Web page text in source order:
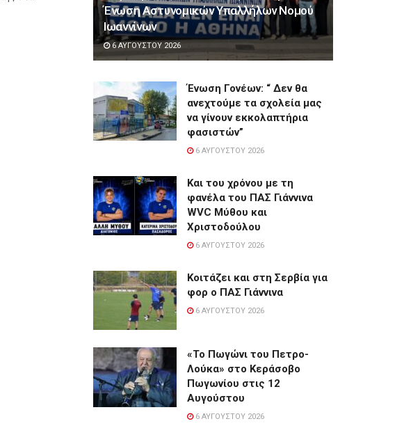
Ένωση Αστυνομικών Υπαλλήλων Νομού
Ιωαννίνων
6 ΑΥΓΟΎΣΤΟΥ 2026
Ένωση Γονέων: “ Δεν θα
ανεχτούμε τα σχολεία μας
να γίνουν εκκολαπτήρια
φασιστών”
6 ΑΥΓΟΎΣΤΟΥ 2026
Και του χρόνου με τη
φανέλα του ΠΑΣ Γιάννινα
WVC Μύθου και
Χριστοδούλου
6 ΑΥΓΟΎΣΤΟΥ 2026
Κοιτάζει και στη Σερβία για
φορ ο ΠΑΣ Γιάννινα
6 ΑΥΓΟΎΣΤΟΥ 2026
«Το Πωγώνι του Πετρο-
Λούκα» στο Κεράσοβο
Πωγωνίου στις 12
Αυγούστου
6 ΑΥΓΟΎΣΤΟΥ 2026